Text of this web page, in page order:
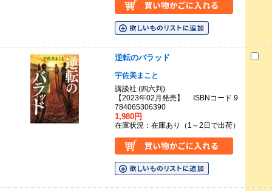
逆転のバラッド
宇佐美まこと
講談社 (四六判)
【2023年02月発売】 ISBNコード 9
784065306390
1,980円
在庫状況：在庫あり（1～2日で出荷）